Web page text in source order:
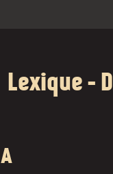
Lexique -
A